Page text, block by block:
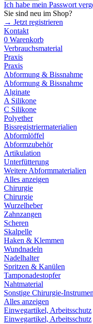
Ich habe mein Passwort
Sie sind neu im Shop?
→ Jetzt registrieren
Kontakt
0 Warenkorb
Verbrauchsmaterial
Praxis
Praxis
Abformung & Bissnahme
Abformung & Bissnahme
Alginate
A Silikone
C Silikone
Polyether
Bissregistriermaterialien
Abformlöffel
Abformzubehör
Artikulation
Unterfütterung
Weitere Abformmaterialien
Alles anzeigen
Chirurgie
Chirurgie
Wurzelheber
Zahnzangen
Scheren
Skalpelle
Haken & Klemmen
Wundnadeln
Nadelhalter
Spritzen & Kanülen
Tamponadestopfer
Nahtmaterial
Sonstige Chirurgie-
Alles anzeigen
Einwegartikel, Arbeitsschutz
Einwegartikel, Arbeitsschutz